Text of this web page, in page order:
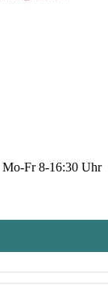
Mo-Fr 8-16:30 Uhr